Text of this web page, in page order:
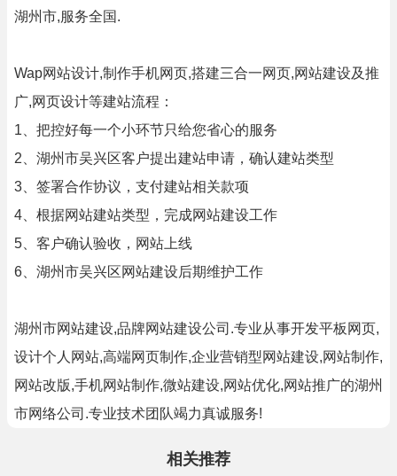
湖州市,服务全国.
Wap网站设计,制作手机网页,搭建三合一网页,网站建设及推
广,网页设计等建站流程：
1、把控好每一个小环节只给您省心的服务
2、湖州市吴兴区客户提出建站申请，确认建站类型
3、签署合作协议，支付建站相关款项
4、根据网站建站类型，完成网站建设工作
5、客户确认验收，网站上线
6、湖州市吴兴区网站建设后期维护工作
湖州市网站建设,品牌网站建设公司.专业从事开发平板网页,
设计个人网站,高端网页制作,企业营销型网站建设,网站制作,
网站改版,手机网站制作,微站建设,网站优化,网站推广的湖州
市网络公司.专业技术团队竭力真诚服务!
相关推荐